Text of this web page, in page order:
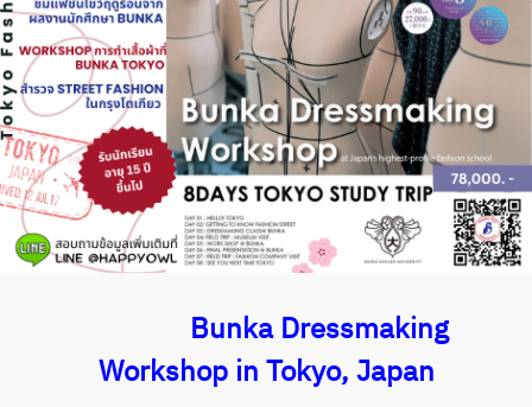
Bunka Dressmaking
Workshop in Tokyo, Japan